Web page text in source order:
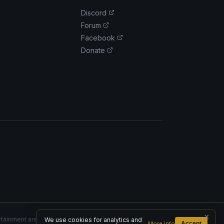
Discord
Forum
Facebook
Donate
are trademarks or registered trademarks of Blizzard
We use cookies for analytics and
×